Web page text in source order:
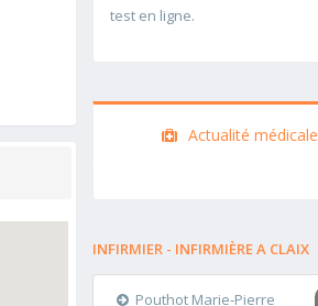
test en ligne.
Actualité médicale
INFIRMIER - INFIRMIÈRE A CLAIX
Pouthot Marie-Pierre